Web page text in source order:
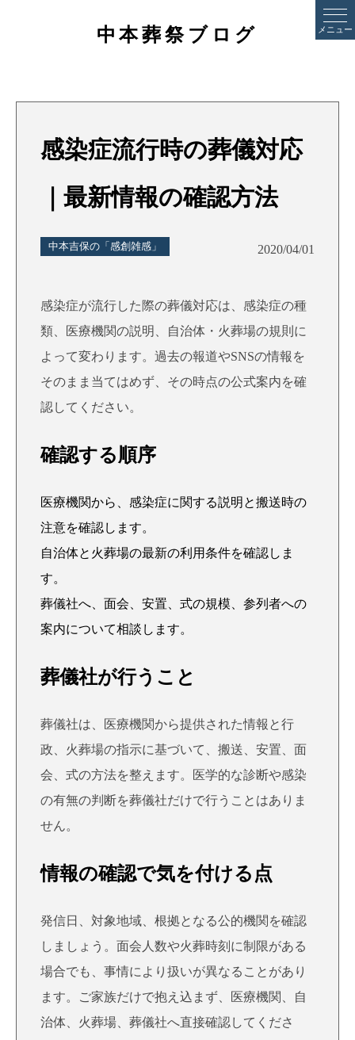
メニュー
中本葬祭ブログ
感染症流行時の葬儀対応
｜最新情報の確認方法
中本吉保の「感創雑感」 2020/04/01
感染症が流行した際の葬儀対応は、感染症の種
類、医療機関の説明、自治体・火葬場の規則に
よって変わります。過去の報道やSNSの情報を
そのまま当てはめず、その時点の公式案内を確
認してください。
確認する順序
医療機関から、感染症に関する説明と搬送時の
注意を確認します。
自治体と火葬場の最新の利用条件を確認しま
す。
葬儀社へ、面会、安置、式の規模、参列者への
案内について相談します。
葬儀社が行うこと
葬儀社は、医療機関から提供された情報と行
政、火葬場の指示に基づいて、搬送、安置、面
会、式の方法を整えます。医学的な診断や感染
の有無の判断を葬儀社だけで行うことはありま
せん。
情報の確認で気を付ける点
発信日、対象地域、根拠となる公的機関を確認
しましょう。面会人数や火葬時刻に制限がある
場合でも、事情により扱いが異なることがあり
ます。ご家族だけで抱え込まず、医療機関、自
治体、火葬場、葬儀社へ直接確認してくださ